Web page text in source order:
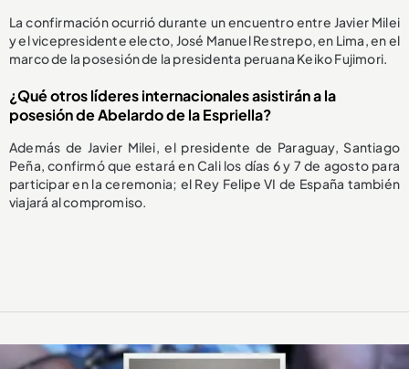
La confirmación ocurrió durante un encuentro entre Javier Milei
y el vicepresidente electo, José Manuel Restrepo, en Lima, en el
marco de la posesión de la presidenta peruana Keiko Fujimori.
¿Qué otros líderes internacionales asistirán a la
posesión de Abelardo de la Espriella?
Además de Javier Milei, el presidente de Paraguay, Santiago
Peña, confirmó que estará en Cali los días 6 y 7 de agosto para
participar en la ceremonia; el Rey Felipe VI de España también
viajará al compromiso.